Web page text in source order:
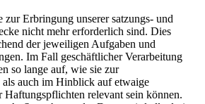
zur Erbringung unserer satzungs- und
nicht mehr erforderlich sind. Dies
der jeweiligen Aufgaben und
Im Fall geschäftlicher Verarbeitung
so lange auf, wie sie zur
auch im Hinblick auf etwaige
Haftungspflichten relevant sein können.